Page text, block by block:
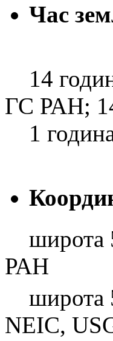
Час
14
ГС РАН;
1 година
широта
РАН
широта
NEIC,